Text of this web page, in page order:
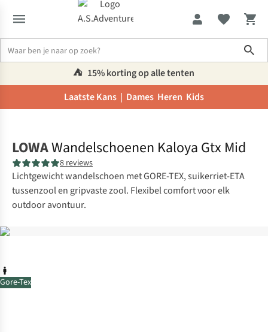
⛺️ 15% korting op alle tenten
Laatste Kans | Dames Heren Kids
Gore-Tex
LOWAWandelschoenen Kaloya Gtx Mid
8 reviews
Lichtgewicht wandelschoen met GORE-TEX, suikerriet-ETA
tussenzool en gripvaste zool. Flexibel comfort voor elk
outdoor avontuur.